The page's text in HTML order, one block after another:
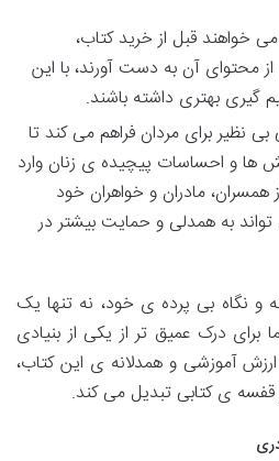
خواهند قبل از خرید کتاب،
محتوای آن به دست آورند، با این
گیری بهتری داشته باشند.
نظیر برای مردان فراهم می کند تا
ها و احساسات پیچیده ی زنان وارد
مادران و خواهران خود
به همدلی و حمایت بیشتر در
و نگاه بی پرده ی خود، نه تنها یک
برای درک عمیق تر از یکی از بنیادی
آموزشی و همدلانه ی این کتاب،
قفسه ی کتابی تبدیل می کند.